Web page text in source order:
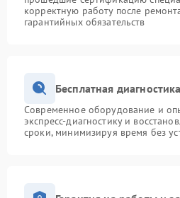
корректную работу после
гарантийных обязательств
Бесплатная
Современное оборудование и
экспресс-диагностику и
сроки, минимизируя время без